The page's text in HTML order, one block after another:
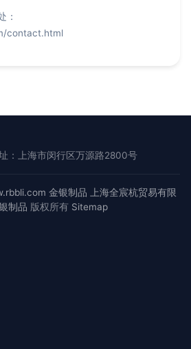
：
contact.html
：上海市闵行区万源路2800号
金银制品
上海全宸杭贸易有限
制品 版权所有 Sitemap